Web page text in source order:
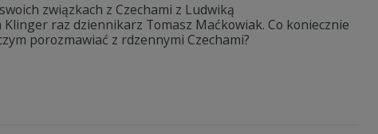
związkach z Czechami z Ludwiką
raz dziennikarz Tomasz Maćkowiak. Co koniecznie
porozmawiać z rdzennymi Czechami?